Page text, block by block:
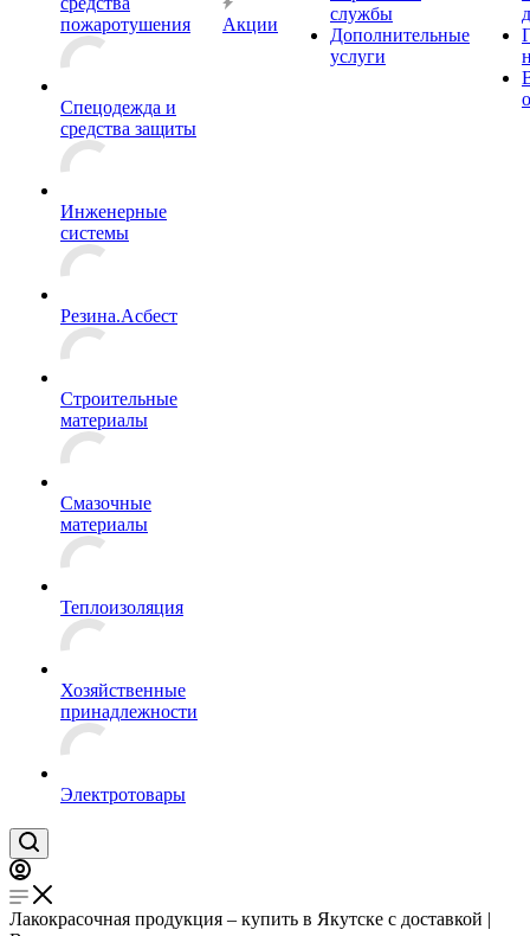
пожаротушения
Спецодежда и
средства защиты
Инженерные
системы
Резина.Асбест
Строительные
материалы
Смазочные
материалы
Теплоизоляция
Хозяйственные
принадлежности
Электротовары
Акции
службы
Дополнительные
услуги
Лакокрасочная продукция – купить в Якутске с доставкой |